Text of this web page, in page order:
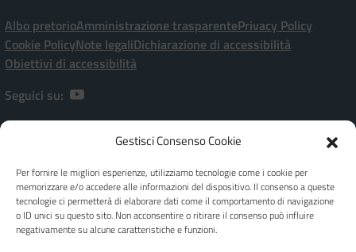
Gestisci Consenso Cookie
Per fornire le migliori esperienze, utilizziamo tecnologie come i cookie per
memorizzare e/o accedere alle informazioni del dispositivo. Il consenso a queste
tecnologie ci permetterà di elaborare dati come il comportamento di navigazione
o ID unici su questo sito. Non acconsentire o ritirare il consenso può influire
negativamente su alcune caratteristiche e funzioni.
Albo pretorioAmministrazione trasparentePrivacy Policy
Cookie PolicyNote legaliDichiarazione di accessibilità
Obiettivi di accessibilità
Seguici su:
Istituto Comprensivo Statale “P. Ramati” | Viale Marchetti, 20 – 28065
[+39] 0321-728182 | noic80900a@istruzione.it | Codice meccanografico:
NOIC80900A - C.F. 80010970038
Dirigente Scolastica: Dott.ssa Giuseppina FEROLO
Responsabile della Protezione dei dati - DPO Privacy: Ing. Luca Corbellini -